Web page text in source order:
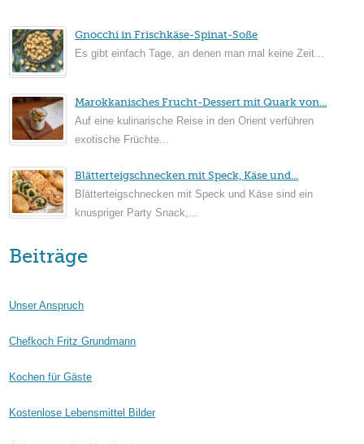
Gnocchi in Frischkäse-Spinat-Soße
Es gibt einfach Tage, an denen man mal keine Zeit...
Marokkanisches Frucht-Dessert mit Quark von...
Auf eine kulinarische Reise in den Orient verführen
exotische Früchte...
Blätterteigschnecken mit Speck, Käse und...
Blätterteigschnecken mit Speck und Käse sind ein
knuspriger Party Snack,...
Beiträge
Unser Anspruch
Chefkoch Fritz Grundmann
Kochen für Gäste
Kostenlose Lebensmittel Bilder